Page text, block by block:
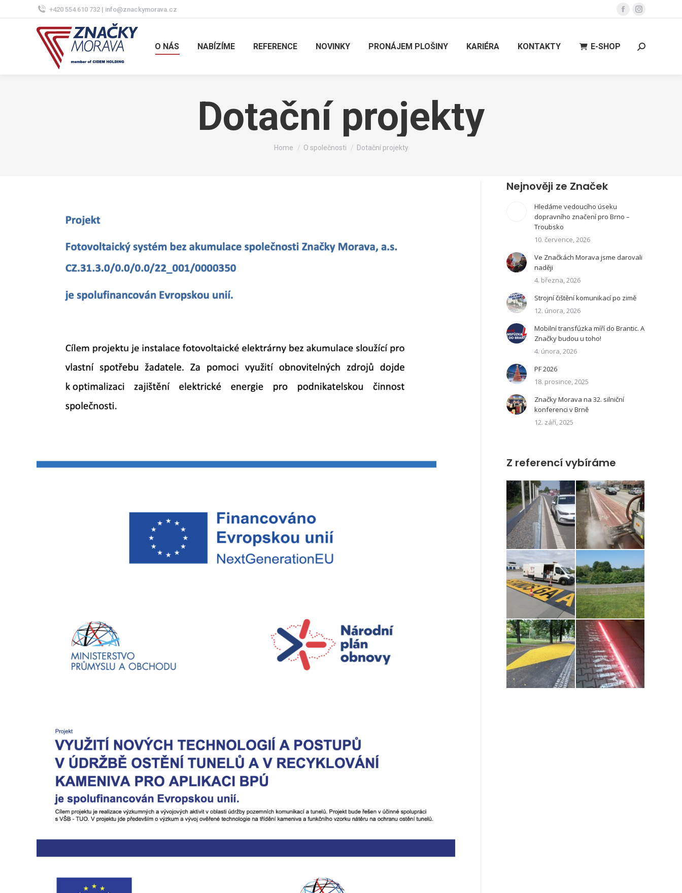
+420 554 610 732 | info@znackymorava.cz
Facebook
opens
Instagram
opens
O NÁS NABÍZÍME REFERENCE NOVINKY PRONÁJEM PLOŠINY KARIÉRA KONTAKTY E-SHOP Search:
Dotační projekty
You are here:
Home O společnosti Dotační projekty
Nejnověji ze Značek
Hledáme vedoucího úseku
dopravního značení pro Brno –
Troubsko
10. července, 2026
Ve Značkách Morava jsme darovali
naději
4. března, 2026
Strojní čištění komunikací po zimě
12. února, 2026
Mobilní transfúzka míří do Brantic. A
Značky budou u toho!
4. února, 2026
PF 2026
18. prosince, 2025
Značky Morava na 32. silniční
konferenci v Brně
12. září, 2025
Z referencí vybíráme